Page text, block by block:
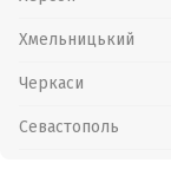
Хмельницький
Черкаси
Севастополь